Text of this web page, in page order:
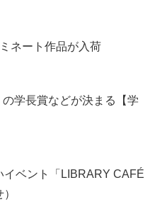
ネート作品が入荷
の学長賞などが決まる【学
イベント「LIBRARY CAFÉ